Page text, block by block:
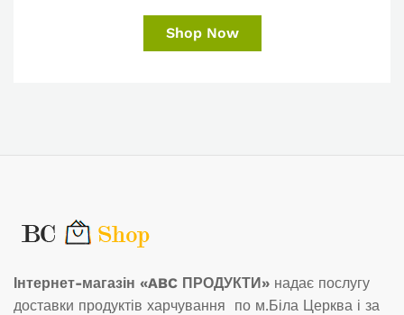
Shop Now
Інтернет-магазін «ABC ПРОДУКТИ» надає послугу
доставки продуктів харчування по м.Біла Церква і за